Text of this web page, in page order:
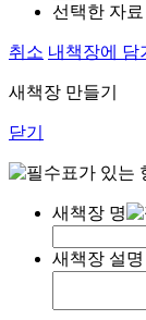
선택한 자료
취소 내책장에 담
새책장 만들기
닫기
표가 있는
새책장 명
새책장 설명